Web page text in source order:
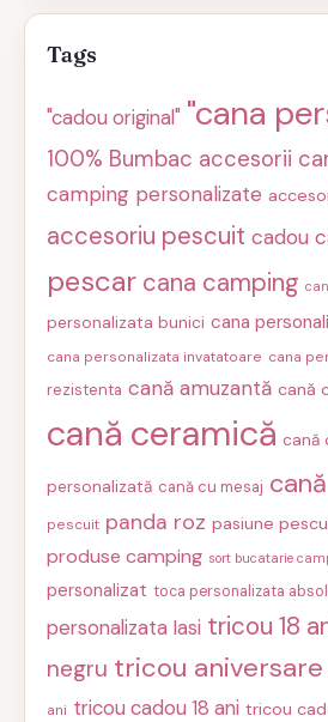
Tags
"cadou original" "cana
100% Bumbac accesorii
camping personalizate
accesoriu pescuit cadou
pescar cana camping
personalizata bunici cana
cana personalizata invatatoare cana
rezistenta cană amuzantă cană
cană ceramică cană
personalizată cană cu mesaj
pescuit panda roz pasiune
produse camping sort bucatarie
personalizat toca personalizata
personalizata Iasi tricou 18
negru tricou aniversare
ani tricou cadou 18 ani tricou